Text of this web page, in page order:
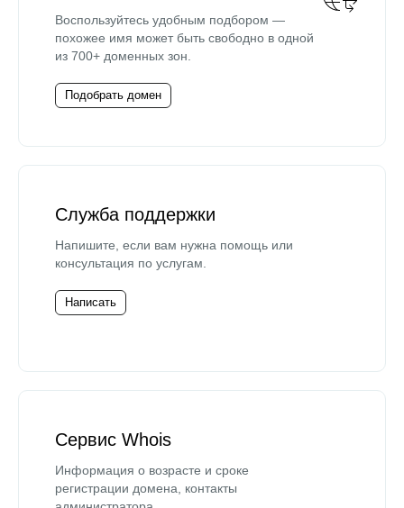
Воспользуйтесь удобным подбором —
похожее имя может быть свободно в одной
из 700+ доменных зон.
Подобрать домен
Служба поддержки
Напишите, если вам нужна помощь или
консультация по услугам.
Написать
Сервис Whois
Информация о возрасте и сроке
регистрации домена, контакты